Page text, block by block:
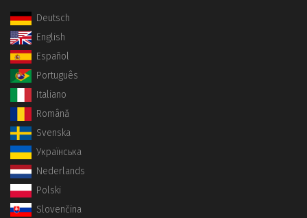
Deutsch
English
Español
Português
Italiano
Română
Svenska
Українська
Nederlands
Polski
Slovenčina